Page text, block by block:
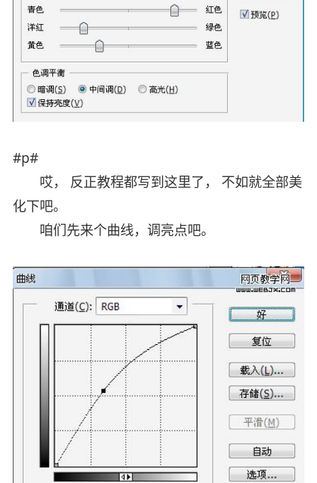
#p#
哎， 反正教程都写到这里了， 不如就全部美
化下吧。
咱们先来个曲线，调亮点吧。